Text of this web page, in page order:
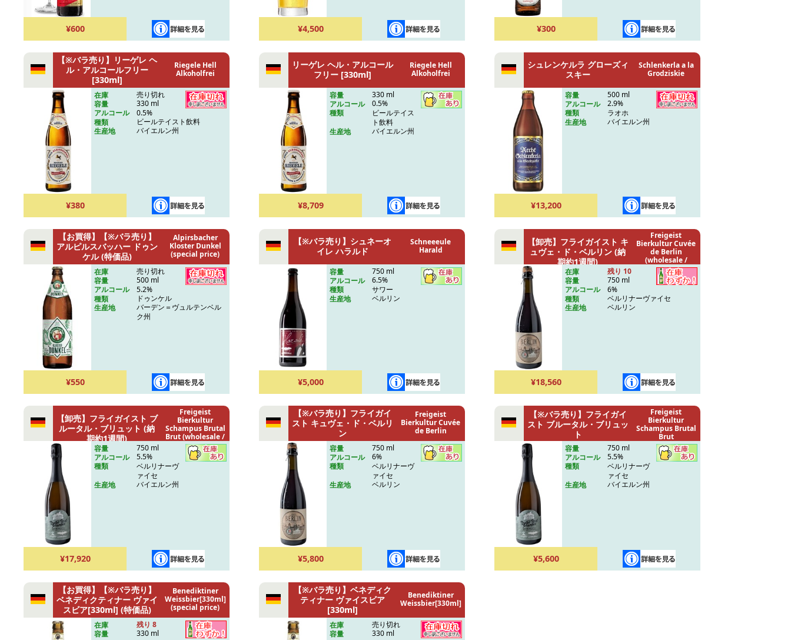
¥600 ¥4,500 ¥300
【※バラ売り】リーゲレ ヘ
ル・アルコールフリー
[330ml]
Riegele Hell
Alkoholfrei
在庫
売り切れ
容量
330 ml
アルコール
0.5%
種類
ビールテイスト飲料
生産地
バイエルン州
¥380
リーゲレ ヘル・アルコール
フリー [330ml]
Riegele Hell
Alkoholfrei
容量
330 ml
アルコール
0.5%
種類
ビールテイス
ト飲料
生産地
バイエルン州
¥8,709
シュレンケルラ グローズィ
スキー
Schlenkerla a la
Grodziskie
容量
500 ml
アルコール
2.9%
種類
ラオホ
生産地
バイエルン州
¥13,200
【お買得】【※バラ売り】
アルピルスバッハー ドゥン
ケル (特価品)
Alpirsbacher
Kloster Dunkel
(special price)
在庫
売り切れ
容量
500 ml
アルコール
5.2%
種類
ドゥンケル
生産地
バーデン＝ヴュルテンベル
ク州
¥550
【※バラ売り】シュネーオ
イレ ハラルド
Schneeeule
Harald
容量
750 ml
アルコール
6.5%
種類
サワー
生産地
ベルリン
¥5,000
【卸売】フライガイスト キ
ュヴェ・ド・ベルリン (納
期約1週間)
Freigeist
Bierkultur Cuvée
de Berlin
(wholesale /
delivery: 1 week)
在庫
残り 10
容量
750 ml
アルコール
6%
種類
ベルリナーヴァイセ
生産地
ベルリン
¥18,560
【卸売】フライガイスト ブ
ルータル・ブリュット (納
期約1週間)
Freigeist
Bierkultur
Schampus Brutal
Brut (wholesale /
delivery: 1 week)
容量
750 ml
アルコール
5.5%
種類
ベルリナーヴ
ァイセ
生産地
バイエルン州
¥17,920
【※バラ売り】フライガイ
スト キュヴェ・ド・ベルリ
ン
Freigeist
Bierkultur Cuvée
de Berlin
容量
750 ml
アルコール
6%
種類
ベルリナーヴ
ァイセ
生産地
ベルリン
¥5,800
【※バラ売り】フライガイ
スト ブルータル・ブリュッ
ト
Freigeist
Bierkultur
Schampus Brutal
Brut
容量
750 ml
アルコール
5.5%
種類
ベルリナーヴ
ァイセ
生産地
バイエルン州
¥5,600
【お買得】【※バラ売り】
ベネディクティナー ヴァイ
スビア[330ml] (特価品)
Benediktiner
Weissbier[330ml]
(special price)
在庫
残り 8
容量
330 ml
【※バラ売り】ベネディク
ティナー ヴァイスビア
[330ml]
Benediktiner
Weissbier[330ml]
在庫
売り切れ
容量
330 ml